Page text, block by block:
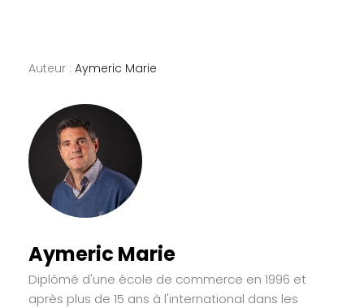
Auteur : Aymeric Marie
Aymeric Marie
Diplômé d'une école de commerce en 1996 et
après plus de 15 ans à l'international dans les